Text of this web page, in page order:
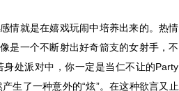
情就是在嬉戏玩闹中培养出来的。热情
是一个不断射出好奇箭支的女射手，不
处派对中，你一定是当仁不让的Party
生了一种意外的“炫”。在这种欲言又止